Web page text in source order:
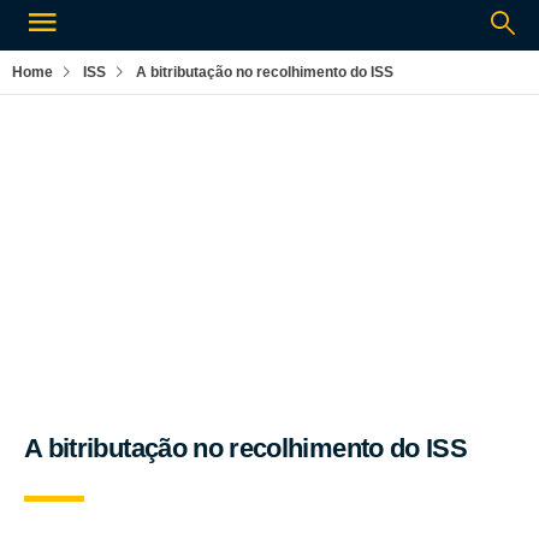
Home ISS A bitributação no recolhimento do ISS
A bitributação no recolhimento do ISS